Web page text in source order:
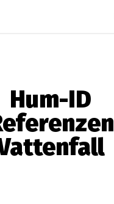
Hum-ID